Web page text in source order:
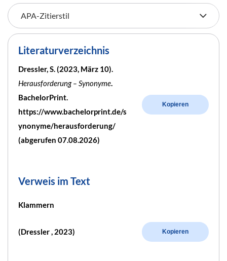
Literaturverzeichnis
Dressler, S. (2023, März 10).
Herausforderung – Synonyme.
BachelorPrint.
https://www.bachelorprint.de/s
ynonyme/herausforderung/
(abgerufen 07.08.2026)
Kopieren
Verweis im Text
Klammern
(Dressler , 2023) Kopieren